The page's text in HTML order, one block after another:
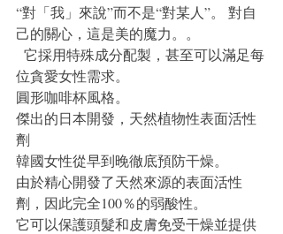
“對「我」來說”而不是“對某人”。 對自
己的關心，這是美的魔力。。
它採用特殊成分配製，甚至可以滿足每
位貪愛女性需求。
圓形咖啡杯風格。
傑出的日本開發，天然植物性表面活性
劑
韓國女性從早到晚徹底預防干燥。
由於精心開發了天然來源的表面活性
劑，因此完全100％的弱酸性。
它可以保護頭髮和皮膚免受干燥並提供